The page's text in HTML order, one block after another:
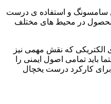
سامسونگ و استفاده ی درست
محصول در محیط های مختلف
الکتریکی که نقش مهمی نیز
باید تمامی اصول ایمنی را
کارکرد درست یخچال